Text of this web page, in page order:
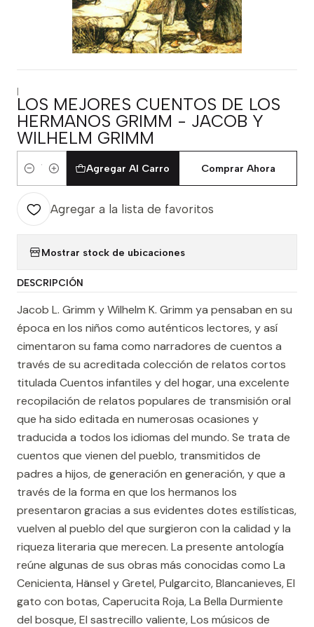
|
LOS MEJORES CUENTOS DE LOS
HERMANOS GRIMM - JACOB Y
WILHELM GRIMM
Cantidad
Agregar Al Carro Comprar Ahora
Agregar a la lista de favoritos
Mostrar stock de ubicaciones
DESCRIPCIÓN
Jacob L. Grimm y Wilhelm K. Grimm ya pensaban en su
época en los niños como auténticos lectores, y así
cimentaron su fama como narradores de cuentos a
través de su acreditada colección de relatos cortos
titulada Cuentos infantiles y del hogar, una excelente
recopilación de relatos populares de transmisión oral
que ha sido editada en numerosas ocasiones y
traducida a todos los idiomas del mundo. Se trata de
cuentos que vienen del pueblo, transmitidos de
padres a hijos, de generación en generación, y que a
través de la forma en que los hermanos los
presentaron gracias a sus evidentes dotes estilísticas,
vuelven al pueblo del que surgieron con la calidad y la
riqueza literaria que merecen. La presente antología
reúne algunas de sus obras más conocidas como La
Cenicienta, Hänsel y Gretel, Pulgarcito, Blancanieves, El
gato con botas, Caperucita Roja, La Bella Durmiente
del bosque, El sastrecillo valiente, Los músicos de